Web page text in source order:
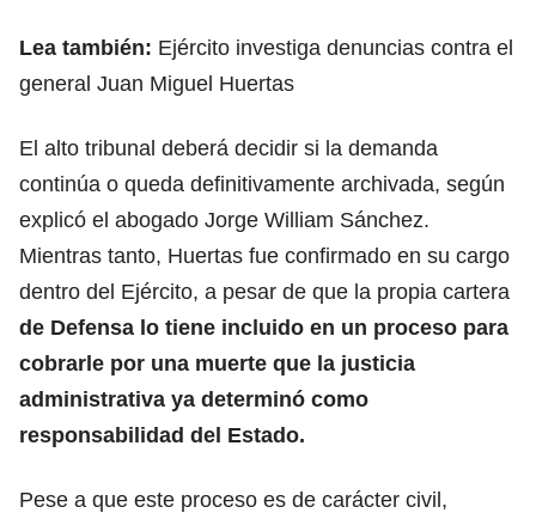
Lea también: Ejército investiga denuncias contra el
general Juan Miguel Huertas
El alto tribunal deberá decidir si la demanda
continúa o queda definitivamente archivada, según
explicó el abogado Jorge William Sánchez.
Mientras tanto, Huertas fue confirmado en su cargo
dentro del Ejército, a pesar de que la propia cartera
de Defensa lo tiene incluido en un proceso para
cobrarle por una muerte que la justicia
administrativa ya determinó como
responsabilidad del Estado.
Pese a que este proceso es de carácter civil,